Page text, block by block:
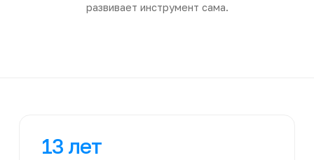
развивает инструмент сама.
13 лет